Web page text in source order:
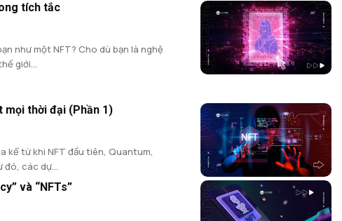
tích tắc
như một NFT? Cho dù bạn là nghệ
giới...
mọi thời đại (Phần 1)
kể từ khi NFT đầu tiên, Quantum,
đó, các dự...
và “NFTs”